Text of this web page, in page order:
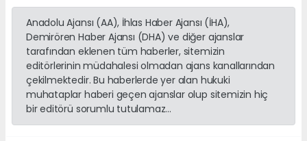
Anadolu Ajansı (AA), İhlas Haber Ajansı (İHA),
Demirören Haber Ajansı (DHA) ve diğer ajanslar
tarafından eklenen tüm haberler, sitemizin
editörlerinin müdahalesi olmadan ajans kanallarından
çekilmektedir. Bu haberlerde yer alan hukuki
muhataplar haberi geçen ajanslar olup sitemizin hiç
bir editörü sorumlu tutulamaz...